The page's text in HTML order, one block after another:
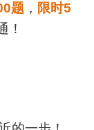
题， 限时5
！